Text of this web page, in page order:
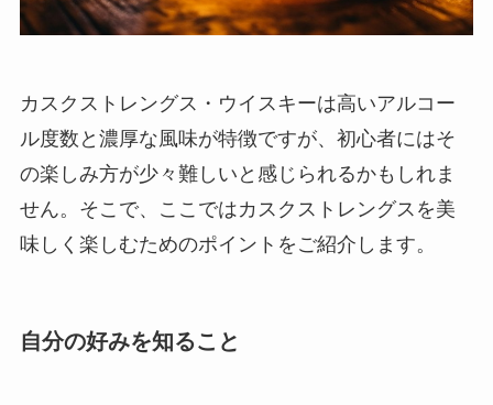
カスクストレングス・ウイスキーは高いアルコー
ル度数と濃厚な風味が特徴ですが、初心者にはそ
の楽しみ方が少々難しいと感じられるかもしれま
せん。そこで、ここではカスクストレングスを美
味しく楽しむためのポイントをご紹介します。
自分の好みを知ること